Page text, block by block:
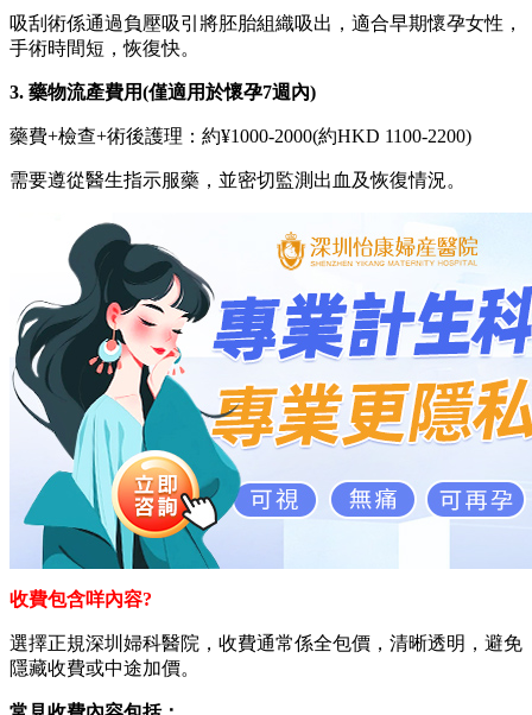
吸刮術係通過負壓吸引將胚胎組織吸出，適合早期懷孕女性，
手術時間短，恢復快。
3. 藥物流產費用(僅適用於懷孕7週內)
藥費+檢查+術後護理：約¥1000-2000(約HKD 1100-2200)
需要遵從醫生指示服藥，並密切監測出血及恢復情況。
收費包含咩內容?
選擇正規深圳婦科醫院，收費通常係全包價，清晰透明，避免
隱藏收費或中途加價。